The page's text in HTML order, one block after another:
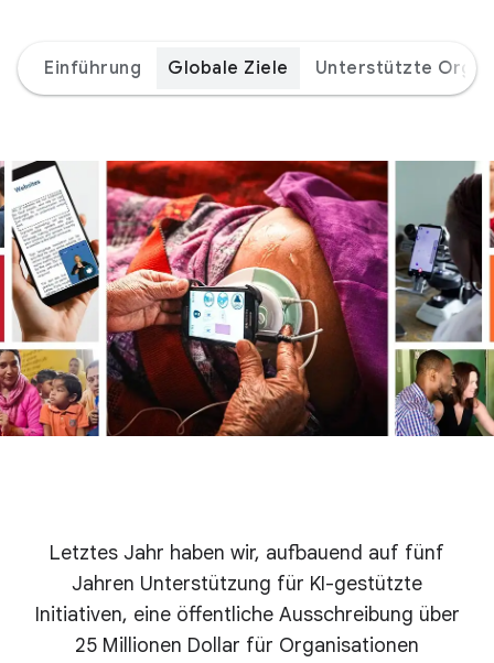
Einführung Globale Ziele Unterstützte
Letztes Jahr haben wir, aufbauend auf fünf
Jahren Unterstützung für KI-gestützte
Initiativen, eine öffentliche Ausschreibung über
25 Millionen Dollar für Organisationen